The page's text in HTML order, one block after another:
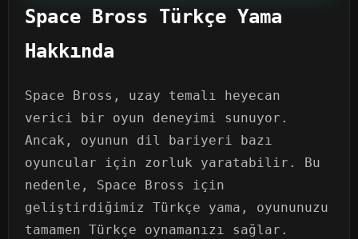
Space Bross Türkçe Yama
Hakkında
Space Bross, uzay temalı heyecan
verici bir oyun deneyimi sunuyor.
Ancak, oyunun dil bariyeri bazı
oyuncular için zorluk yaratabilir. Bu
nedenle, Space Bross için
geliştirdiğimiz Türkçe yama, oyununuzu
tamamen Türkçe oynamanızı sağlar.